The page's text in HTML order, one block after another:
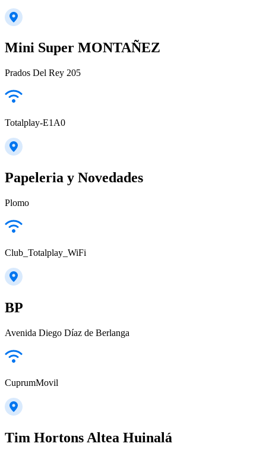
Mini Super MONTAÑEZ
Prados Del Rey 205
Totalplay-E1A0
Papeleria y Novedades
Plomo
Club_Totalplay_WiFi
BP
Avenida Diego Díaz de Berlanga
CuprumMovil
Tim Hortons Altea Huinalá